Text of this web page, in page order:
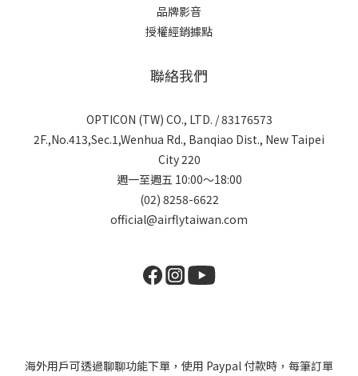
品牌影音
授權經銷據點
聯絡我們
OPTICON (TW) CO., LTD. / 83176573
2F.,No.413,Sec.1,Wenhua Rd., Banqiao Dist., New Taipei
City 220
週一至週五 10:00～18:00
(02) 8258-6622
official@airflytaiwan.com
海外用戶可透過聊聊功能下單，使用 Paypal 付款時，每筆訂單